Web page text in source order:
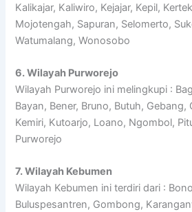
Kalikajar, Kaliwiro, Kejajar, Kepil,
Mojotengah, Sapuran, Selomerto,
Watumalang, Wonosobo
6. Wilayah Purworejo
Wilayah Purworejo ini melingkupi :
Bayan, Bener, Bruno, Butuh, Gebang,
Kemiri, Kutoarjo, Loano, Ngombol,
Purworejo
7. Wilayah Kebumen
Wilayah Kebumen ini terdiri dari :
Buluspesantren, Gombong,